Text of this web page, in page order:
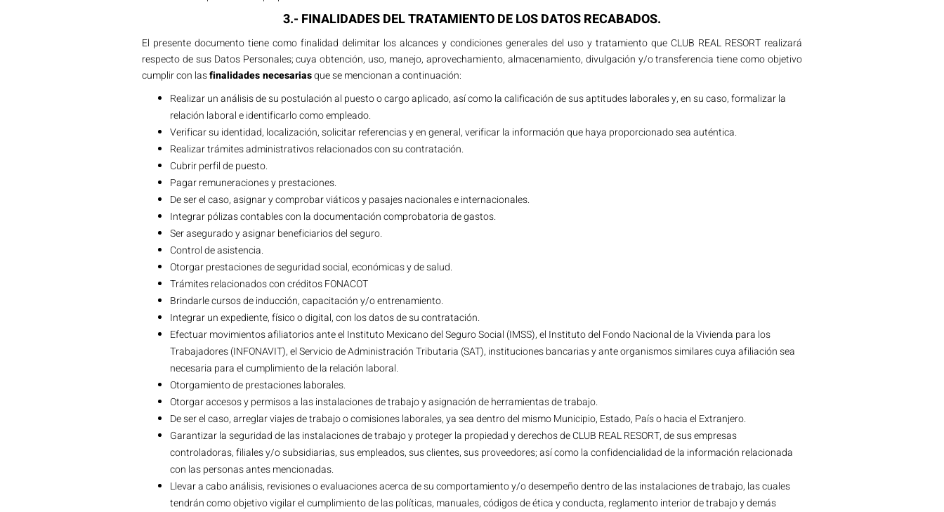
3.- FINALIDADES DEL TRATAMIENTO DE LOS DATOS RECABADOS.
El presente documento tiene como finalidad delimitar los alcances y condiciones generales del uso y tratamiento que CLUB REAL RESORT realizará
respecto de sus Datos Personales; cuya obtención, uso, manejo, aprovechamiento, almacenamiento, divulgación y/o transferencia tiene como objetivo
cumplir con lasfinalidades necesariasque se mencionan a continuación:
Realizar un análisis de su postulación al puesto o cargo aplicado, así como la calificación de sus aptitudes laborales y, en su caso, formalizar la
relación laboral e identificarlo como empleado.
Verificar su identidad, localización, solicitar referencias y en general, verificar la información que haya proporcionado sea auténtica.
Realizar trámites administrativos relacionados con su contratación.
Cubrir perfil de puesto.
Pagar remuneraciones y prestaciones.
De ser el caso, asignar y comprobar viáticos y pasajes nacionales e internacionales.
Integrar pólizas contables con la documentación comprobatoria de gastos.
Ser asegurado y asignar beneficiarios del seguro.
Control de asistencia.
Otorgar prestaciones de seguridad social, económicas y de salud.
Trámites relacionados con créditos FONACOT
Brindarle cursos de inducción, capacitación y/o entrenamiento.
Integrar un expediente, físico o digital, con los datos de su contratación.
Efectuar movimientos afiliatorios ante el Instituto Mexicano del Seguro Social (IMSS), el Instituto del Fondo Nacional de la Vivienda para los
Trabajadores (INFONAVIT), el Servicio de Administración Tributaria (SAT), instituciones bancarias y ante organismos similares cuya afiliación sea
necesaria para el cumplimiento de la relación laboral.
Otorgamiento de prestaciones laborales.
Otorgar accesos y permisos a las instalaciones de trabajo y asignación de herramientas de trabajo.
De ser el caso, arreglar viajes de trabajo o comisiones laborales, ya sea dentro del mismo Municipio, Estado, País o hacia el Extranjero.
Garantizar la seguridad de las instalaciones de trabajo y proteger la propiedad y derechos de CLUB REAL RESORT, de sus empresas
controladoras, filiales y/o subsidiarias, sus empleados, sus clientes, sus proveedores; así como la confidencialidad de la información relacionada
con las personas antes mencionadas.
Llevar a cabo análisis, revisiones o evaluaciones acerca de su comportamiento y/o desempeño dentro de las instalaciones de trabajo, las cuales
tendrán como objetivo vigilar el cumplimiento de las políticas, manuales, códigos de ética y conducta, reglamento interior de trabajo y demás